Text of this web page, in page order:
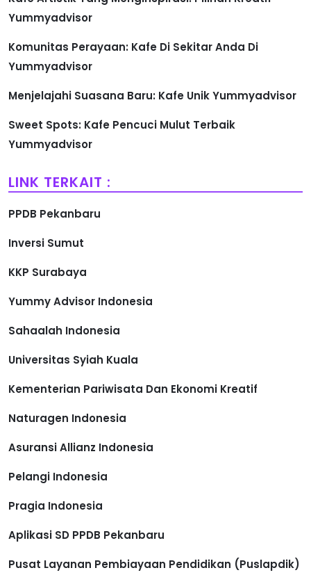
Yummyadvisor
Komunitas Perayaan: Kafe Di Sekitar Anda Di
Yummyadvisor
Menjelajahi Suasana Baru: Kafe Unik Yummyadvisor
Sweet Spots: Kafe Pencuci Mulut Terbaik
Yummyadvisor
LINK TERKAIT :
PPDB Pekanbaru
Inversi Sumut
KKP Surabaya
Yummy Advisor Indonesia
Sahaalah Indonesia
Universitas Syiah Kuala
Kementerian Pariwisata Dan Ekonomi Kreatif
Naturagen Indonesia
Asuransi Allianz Indonesia
Pelangi Indonesia
Pragia Indonesia
Aplikasi SD PPDB Pekanbaru
Pusat Layanan Pembiayaan Pendidikan (Puslapdik)